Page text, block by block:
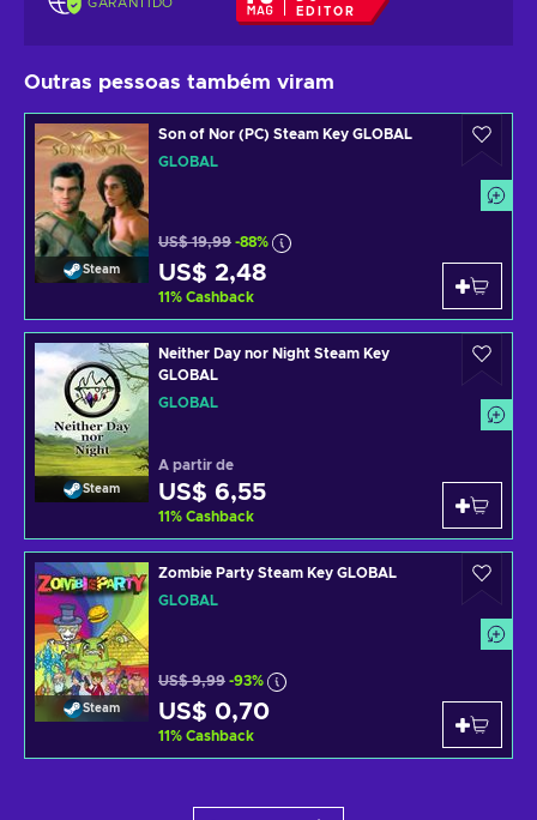
GARANTIDO
EDITOR
Outras pessoas também viram
Steam
Son of Nor (PC) Steam Key GLOBAL
GLOBAL
US$ 19,99 -88%
US$ 2,48
11% Cashback
Steam
Neither Day nor Night Steam Key
GLOBAL
GLOBAL
A partir de
US$ 6,55
11% Cashback
Steam
Zombie Party Steam Key GLOBAL
GLOBAL
US$ 9,99 -93%
US$ 0,70
11% Cashback